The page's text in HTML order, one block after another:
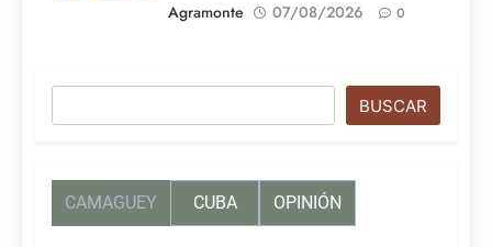
Agramonte
07/08/2026 0
BUSCAR
CAMAGUEY CUBA OPINIÓN